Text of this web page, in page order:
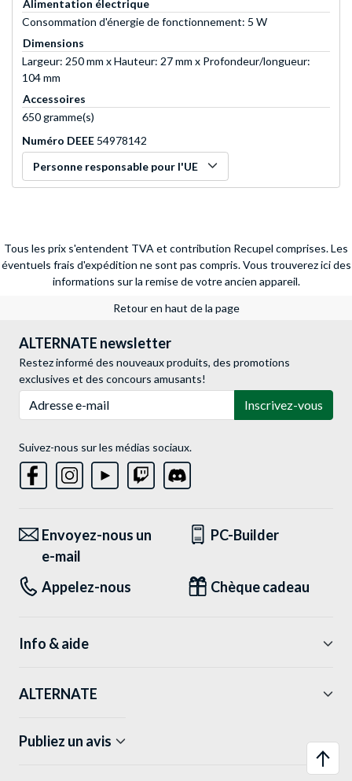
Alimentation électrique
Consommation d'énergie de fonctionnement: 5 W
Dimensions
Largeur: 250 mm x Hauteur: 27 mm x Profondeur/longueur:
104 mm
Accessoires
650 gramme(s)
Numéro DEEE 54978142
Personne responsable pour l'UE
Tous les prix s'entendent TVA et contribution Recupel comprises. Les
éventuels frais d'expédition ne sont pas compris. Vous trouverez ici des
informations sur la remise de votre ancien appareil.
Retour en haut de la page
ALTERNATE newsletter
Restez informé des nouveaux produits, des promotions
exclusives et des concours amusants!
Inscrivez-vous
Suivez-nous sur les médias sociaux.
Envoyez-nous un
e-mail
PC-Builder
Appelez-nous Chèque cadeau
Info & aide
ALTERNATE
Publiez un avis